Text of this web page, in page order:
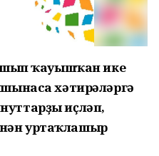
ҡауышҡан ике
хәтирәләргә
иҫләп,
уртаҡлашыр